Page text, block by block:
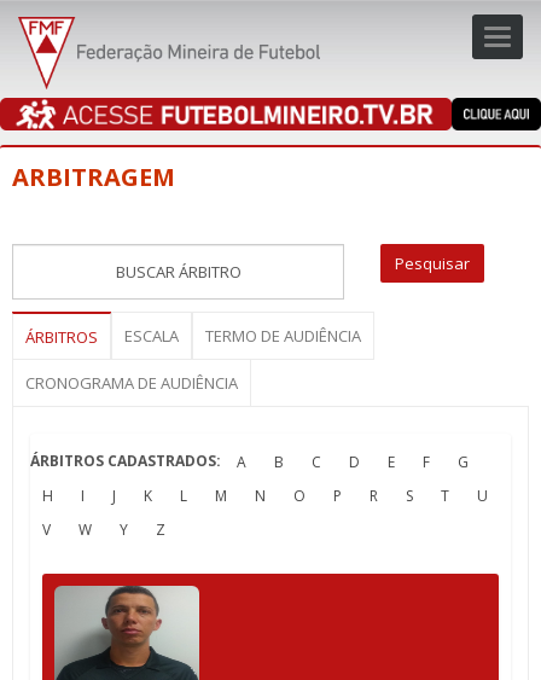
ARBITRAGEM
ÁRBITROS ESCALA TERMO DE AUDIÊNCIA
CRONOGRAMA DE AUDIÊNCIA
ÁRBITROS CADASTRADOS: A B C D E F
G
H
I J K L M N O P R S T
U
V
W Y Z